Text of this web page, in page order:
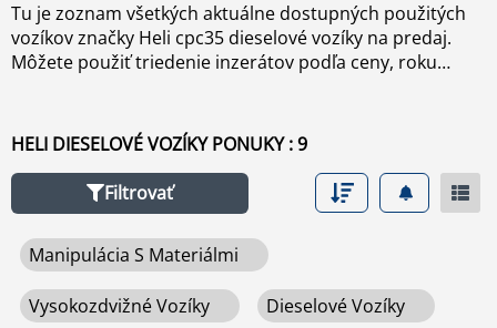
Tu je zoznam všetkých aktuálne dostupných použitých
vozíkov značky Heli cpc35 dieselové vozíky na predaj.
Môžete použiť triedenie inzerátov podľa ceny, roku
alebo všetky triedené podľa modelu.
HELI DIESELOVÉ VOZÍKY PONUKY : 9
Filtrovať
Manipulácia S Materiálmi
Vysokozdvižné Vozíky Dieselové Vozíky